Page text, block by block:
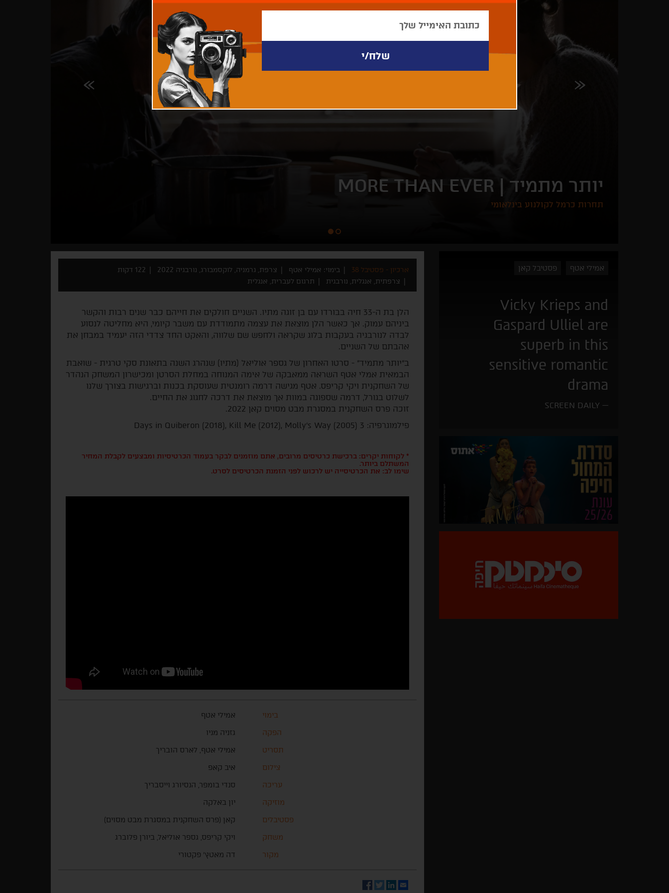
יותר מתמיד | MORE THAN EVER
תחרות כרמל לקולנוע בינלאומי
אמילי אטף פסטיבל קאן
Vicky Krieps and
Gaspard Ulliel are
superb in this
sensitive romantic
drama
SCREEN DAILY
ארכיון - פסטיבל 38 בימוי: אמילי אטף צרפת, גרמניה, לוקסמבורג, נורבגיה 2022
122 דקות
צרפתית, אנגלית, נורבגית
תרגום לעברית, אנגלית
הלן בת ה-33 חיה בבורדו עם בן זוגה מתיו. השניים חולקים את חייהם כבר שנים רבות והקשר
ביניהם עמוק. אך כאשר הלן מוצאת את עצמה מתמודדת עם משבר קיומי, היא מחליטה לנסוע
לבדה לנורבגיה בעקבות בלוג שקראה ולחפש שם שלווה, והאקט החד צדדי הזה יעמיד במבחן את
אהבתם של השניים.
ב"יותר מתמיד" - סרטו האחרון של גספר אוליאל (מתיו) שנהרג השנה בתאונת סקי טרגית - שואבת
הבמאית אמלי אטף השראה ממאבקה של אימה המנוחה במחלת הסרטן ומכישרון המשחק הנהדר
של השחקנית ויקי קריפס. אטף מגישה דרמה רומנטית שעוסקת בכנות וברגישות בצורך שלנו
לשלוט בגורל, דרמה שספוגה במוות אך מוצאת את דרכה לחגוג את החיים.
זוכה פרס השחקנית במסגרת מבט מסוים קאן 2022.
פילמוגרפיה: 3 Days in Quiberon (2018), Kill Me (2012), Molly's Way (2005)
* לקוחות יקרים: ברכישת כרטיסים מרובים, אתם מוזמנים לבקר בעמוד הכרטיסיות ומבצעים לקבלת המחיר
המשתלם ביותר.
שימו לב: את הכרטיסייה יש לרכוש לפני הזמנת הכרטיסים לסרט.
בימוי
אמילי אטף
הפקה
גזניה מניו
תסריט
אמילי אטף, לארס הובריך
צילום
איב קאפ
עריכה
סנדי בומפר, הנסיורג וייסבריך
מוזיקה
יון באלקה
פסטיבלים
קאן (פרס השחקנית במסגרת מבט מסוים)
משחק
ויקי קריפס, גספר אוליאל, ביורן פלוברג
מקור
דה מאטץ' פקטורי
Email
LinkedIn
Twitter
Facebook